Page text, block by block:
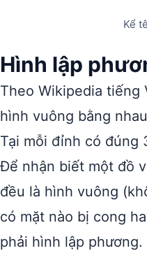
Kể
Hình lập
Theo Wikipedia tiếng
hình vuông bằng
Tại mỗi đỉnh có đúng
Để nhận biết một đồ
đều là hình vuông
có mặt nào bị cong
phải hình lập phương.